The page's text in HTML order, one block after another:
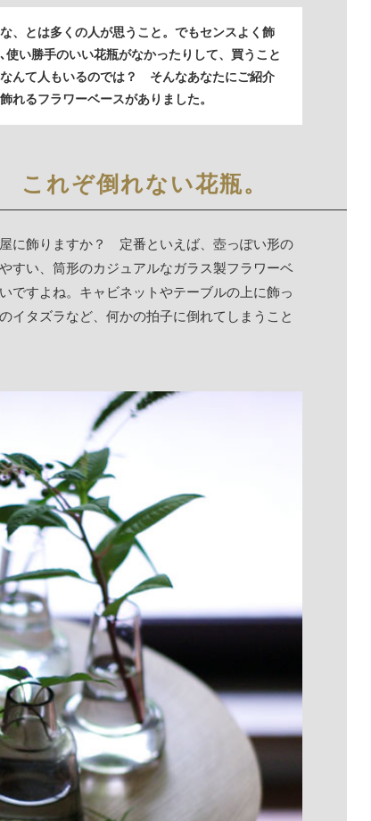
、とは多くの人が思うこと。でもセンスよく飾
使い勝手のいい花瓶がなかったりして、買うこと
んて人もいるのでは？ そんなあなたにご紹介
れるフラワーベースがありました。
れぞ倒れない花瓶。
に飾りますか？ 定番といえば、壺っぽい形の
すい、筒形のカジュアルなガラス製フラワーベ
すよね。キャビネットやテーブルの上に飾っ
イタズラなど、何かの拍子に倒れてしまうこと